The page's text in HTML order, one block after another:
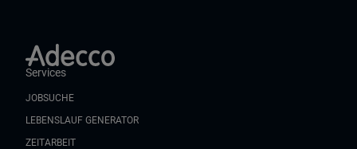
Services
JOBSUCHE
LEBENSLAUF GENERATOR
ZEITARBEIT